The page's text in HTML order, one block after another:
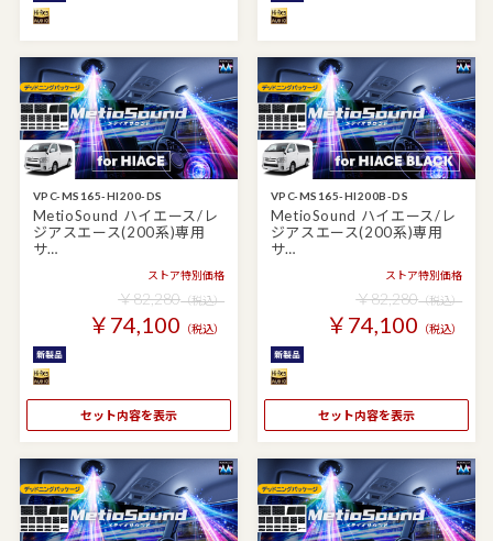
VPC-MS165-HI200-DS
MetioSound ハイエース/レ
ジアスエース(200系)専用
サ…
ストア特別価格
￥82,280（税込）
￥74,100 （税込）
セット内容を表示
VPC-MS165-HI200B-DS
MetioSound ハイエース/レ
ジアスエース(200系)専用
サ…
ストア特別価格
￥82,280（税込）
￥74,100 （税込）
セット内容を表示